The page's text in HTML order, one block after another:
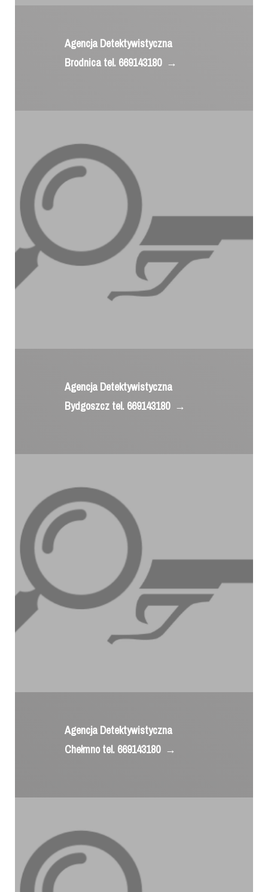
Agencja Detektywistyczna
Brodnica tel. 669143180 →
Agencja Detektywistyczna
Bydgoszcz tel. 669143180 →
Agencja Detektywistyczna
Chełmno tel. 669143180 →